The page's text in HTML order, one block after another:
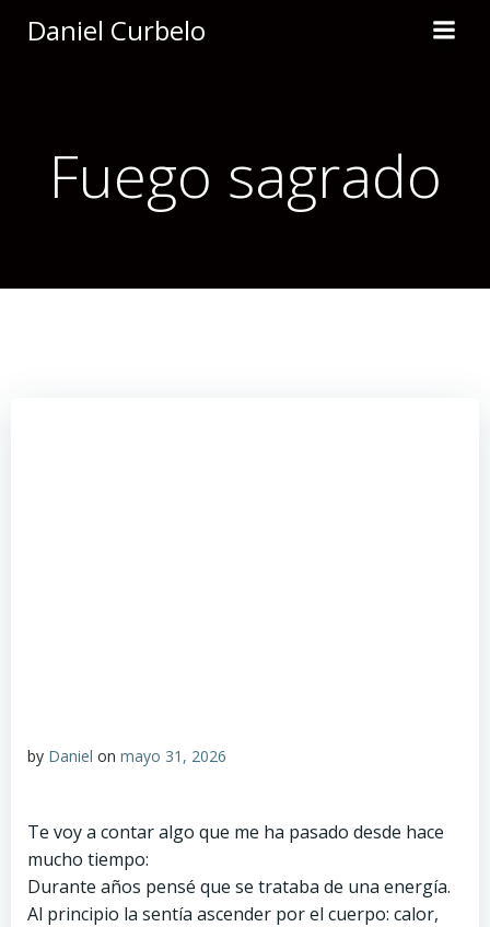
Daniel Curbelo
Fuego sagrado
by Daniel on mayo 31, 2026
Te voy a contar algo que me ha pasado desde hace
mucho tiempo:
Durante años pensé que se trataba de una energía.
Al principio la sentía ascender por el cuerpo: calor,